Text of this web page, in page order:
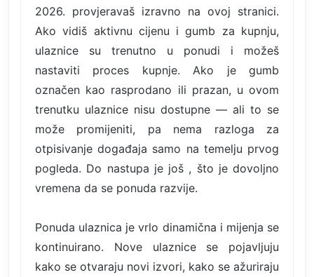
2026. provjeravaš izravno na ovoj stranici.
Ako vidiš aktivnu cijenu i gumb za kupnju,
ulaznice su trenutno u ponudi i možeš
nastaviti proces kupnje. Ako je gumb
označen kao rasprodano ili prazan, u ovom
trenutku ulaznice nisu dostupne — ali to se
može promijeniti, pa nema razloga za
otpisivanje događaja samo na temelju prvog
pogleda. Do nastupa je još , što je dovoljno
vremena da se ponuda razvije.
Ponuda ulaznica je vrlo dinamična i mijenja se
kontinuirano. Nove ulaznice se pojavljuju
kako se otvaraju novi izvori, kako se ažuriraju